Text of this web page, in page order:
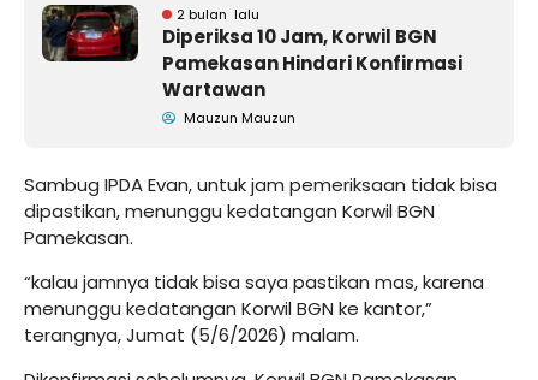
2 bulan lalu
Diperiksa 10 Jam, Korwil BGN
Pamekasan Hindari Konfirmasi
Wartawan
Mauzun Mauzun
Sambug IPDA Evan, untuk jam pemeriksaan tidak bisa
dipastikan, menunggu kedatangan Korwil BGN
Pamekasan.
“kalau jamnya tidak bisa saya pastikan mas, karena
menunggu kedatangan Korwil BGN ke kantor,”
terangnya, Jumat (5/6/2026) malam.